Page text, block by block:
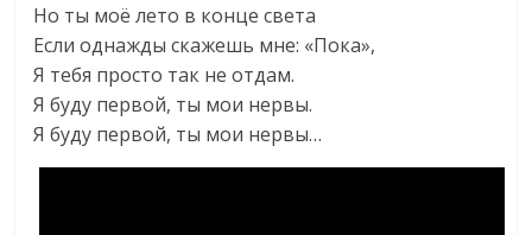
Но ты моё лето в конце света
Если однажды скажешь мне: «Пока»,
Я тебя просто так не отдам.
Я буду первой, ты мои нервы.
Я буду первой, ты мои нервы…